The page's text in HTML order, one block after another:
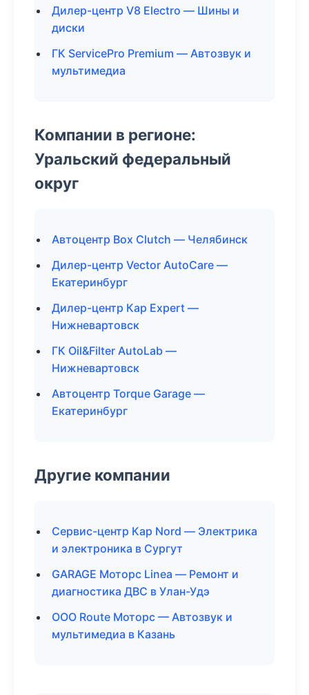
Дилер-центр V8 Electro — Шины и
диски
ГК ServicePro Premium — Автозвук и
мультимедиа
Компании в регионе:
Уральский федеральный
округ
Автоцентр Box Clutch — Челябинск
Дилер-центр Vector AutoCare —
Екатеринбург
Дилер-центр Кар Expert —
Нижневартовск
ГК Oil&Filter AutoLab —
Нижневартовск
Автоцентр Torque Garage —
Екатеринбург
Другие компании
Сервис-центр Кар Nord — Электрика
и электроника в Сургут
GARAGE Моторс Linea — Ремонт и
диагностика ДВС в Улан-Удэ
ООО Route Моторс — Автозвук и
мультимедиа в Казань